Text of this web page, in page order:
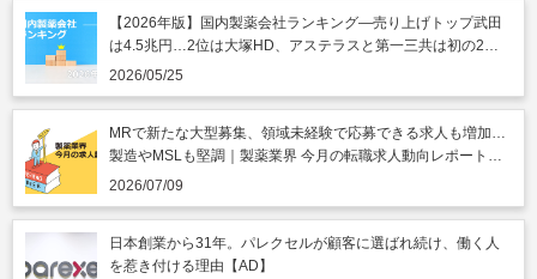
【2026年版】国内製薬会社ランキング―売り上げトップ武田
は4.5兆円…2位は大塚HD、アステラスと第一三共は初の2兆
円突破
2026/05/25
MRで新たな大型募集、領域未経験で応募できる求人も増加…
製造やMSLも堅調｜製薬業界 今月の転職求人動向レポート
（2026年7月）
2026/07/09
日本創業から31年。パレクセルが顧客に選ばれ続け、働く人
を惹き付ける理由【AD】